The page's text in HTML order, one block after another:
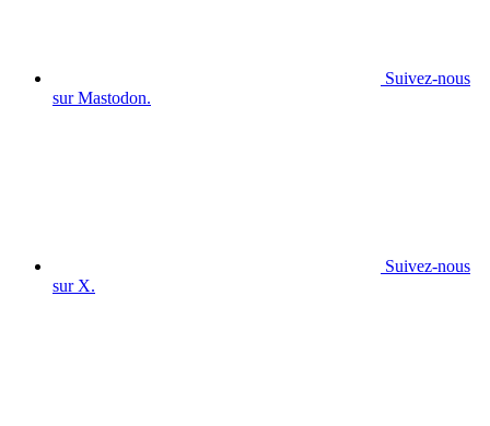
Suivez-nous
sur Mastodon.
Suivez-nous
sur X.